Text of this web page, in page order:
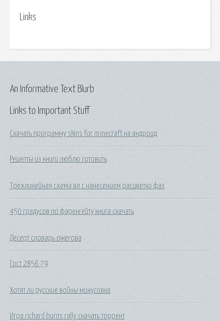
Links
Links to Important Stuff
Скачать программу skins for minecraft на андроид
Рецепты из книги люблю готовить
Трехлинейная схема вл с нанесением расцветки фаз
450 градусов по фаренгейту книга скачать
Десерт словарь ожегова
Гост 2856 79
Хотят ли русские войны минусовка
Игра richard burns rally скачать торрент
An Informative Text Blurb